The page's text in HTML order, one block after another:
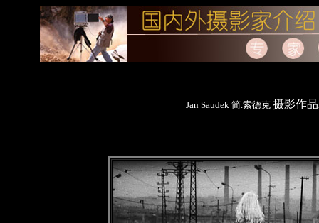
Jan Saudek 简.索德克 摄影作